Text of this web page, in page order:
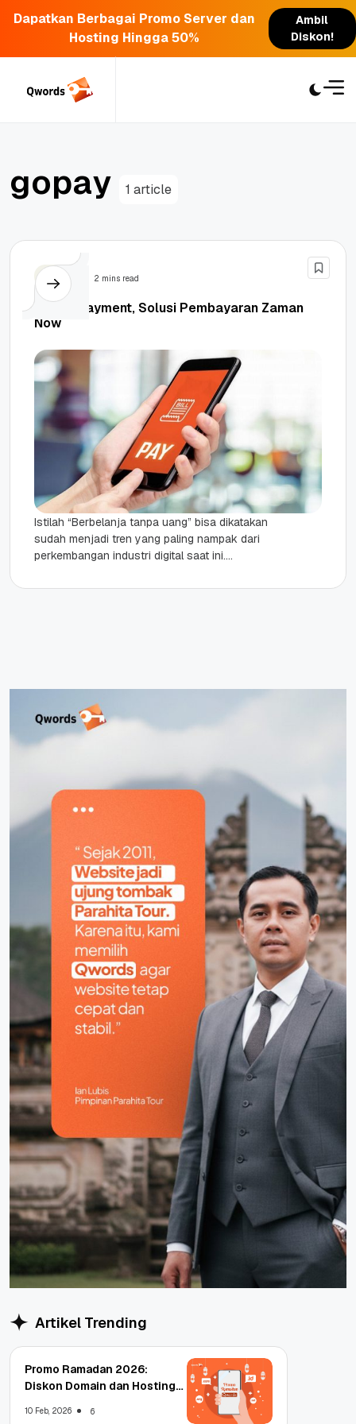
Dapatkan Berbagai Promo Server dan
Hosting Hingga 50%
Ambil
Diskon!
gopay 1 article
Bisnis 2 mins read
Digital Payment, Solusi Pembayaran Zaman
Now
Istilah “Berbelanja tanpa uang” bisa dikatakan
sudah menjadi tren yang paling nampak dari
perkembangan industri digital saat ini.
payment telah...
Artikel Trending
Promo Ramadan 2026:
Diskon Domain dan Hosting
10 Feb, 2026 6